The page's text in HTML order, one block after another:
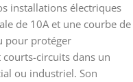
installations électriques
de 10A et une courbe de
pour protéger
circuits dans un
ou industriel. Son